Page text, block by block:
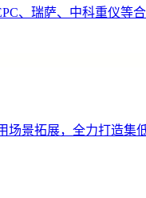
、瑞萨、中科重仪等
景拓展，全力打造集